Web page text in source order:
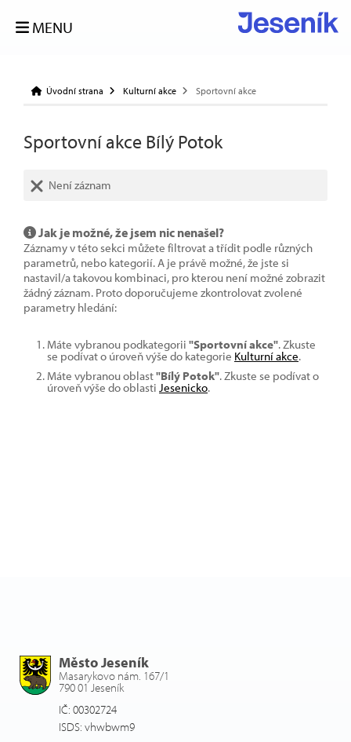
MENU
Úvodní strana Kulturní akce Sportovní akce
Sportovní akce Bílý Potok
Není záznam
Jak je možné, že jsem nic nenašel?
Záznamy v této sekci můžete filtrovat a třídit podle různých
parametrů, nebo kategorií. A je právě možné, že jste si
nastavil/a takovou kombinaci, pro kterou není možné zobrazit
žádný záznam. Proto doporučujeme zkontrolovat zvolené
parametry hledání:
Máte vybranou podkategorii "Sportovní akce". Zkuste
se podívat o úroveň výše do kategorie Kulturní akce.
Máte vybranou oblast"Bílý Potok". Zkuste se podívat o
úroveň výše do oblasti Jesenicko.
Město Jeseník
Masarykovo nám. 167/1
790 01 Jeseník
IČ: 00302724
ISDS: vhwbwm9